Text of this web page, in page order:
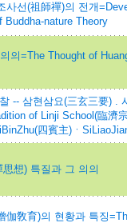
사선(祖師禪)의 전개
nature Theory
의=The Thought of
-- 삼현삼요(三玄三要) .
of Linji School(臨濟
四賓主)ㆍ
想) 특질과 그 의의
伽敎育)의 현황과 특징